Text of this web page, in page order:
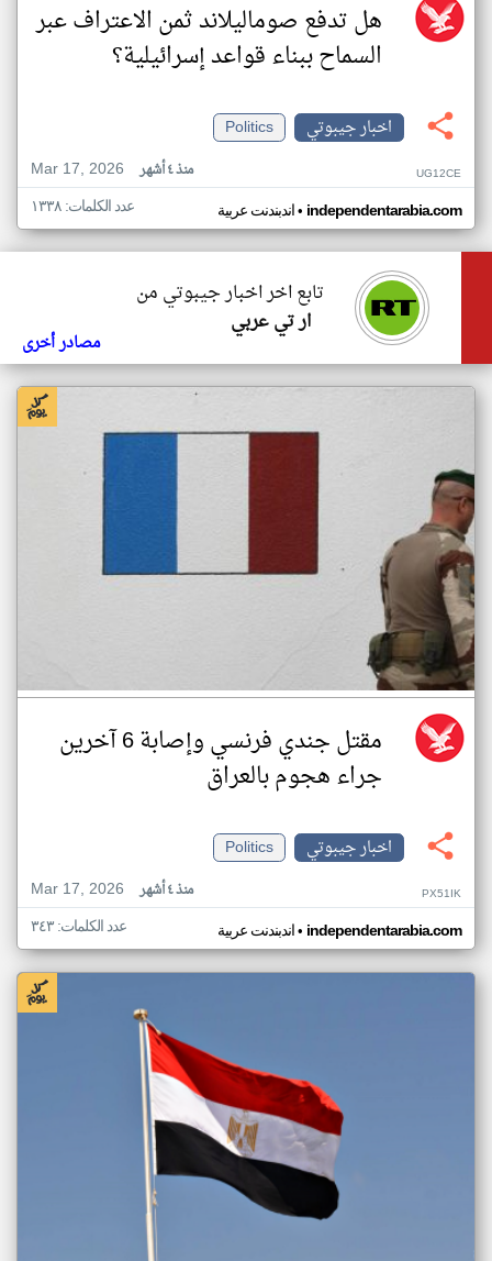
هل تدفع صوماليلاند ثمن الاعتراف عبر
السماح ببناء قواعد إسرائيلية؟
اخبار جيبوتي
Politics
Mar 17, 2026
منذ ٤ أشهر UG12CE
اندبندنت عربية• independentarabia.com عدد الكلمات: ١٣٣٨
تابع اخر اخبار جيبوتي من
ار تي عربي
مصادر أخرى
مقتل جندي فرنسي وإصابة 6 آخرين
جراء هجوم بالعراق
اخبار جيبوتي
Politics
Mar 17, 2026
منذ ٤ أشهر PX51IK
اندبندنت عربية• independentarabia.com عدد الكلمات: ٣٤٣